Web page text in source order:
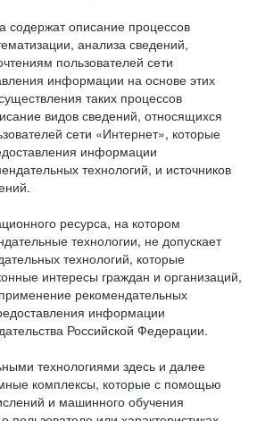
содержат описание процессов
анализа сведений,
пользователей сети
информации на основе этих
таких процессов
видов сведений, относящихся
сети «Интернет», которые
информации
технологий, и источников
ресурса, на котором
технологии, не допускает
технологий, которые
интересы граждан и организаций,
рекомендательных
информации
Российской Федерации.
технологиями здесь и далее
комплексы, которые с помощью
и машинного обучения